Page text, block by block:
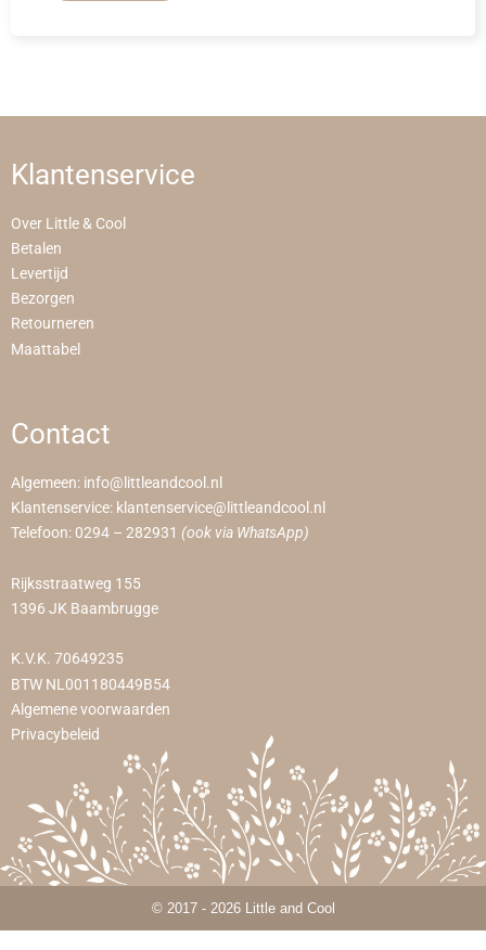
Klantenservice
Over Little & Cool
Betalen
Levertijd
Bezorgen
Retourneren
Maattabel
Contact
Algemeen: info@littleandcool.nl
Klantenservice: klantenservice@littleandcool.nl
Telefoon: 0294 – 282931 (ook via WhatsApp)
Rijksstraatweg 155
1396 JK Baambrugge
K.V.K. 70649235
BTW NL001180449B54
Algemene voorwaarden
Privacybeleid
© 2017 - 2026 Little and Cool